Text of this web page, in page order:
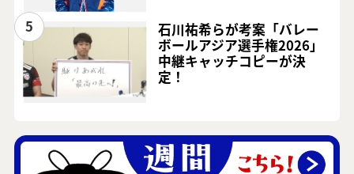
5
石川祐希らが考案「バレー
ボールアジア選手権2026」
中継キャッチコピーが決
定！